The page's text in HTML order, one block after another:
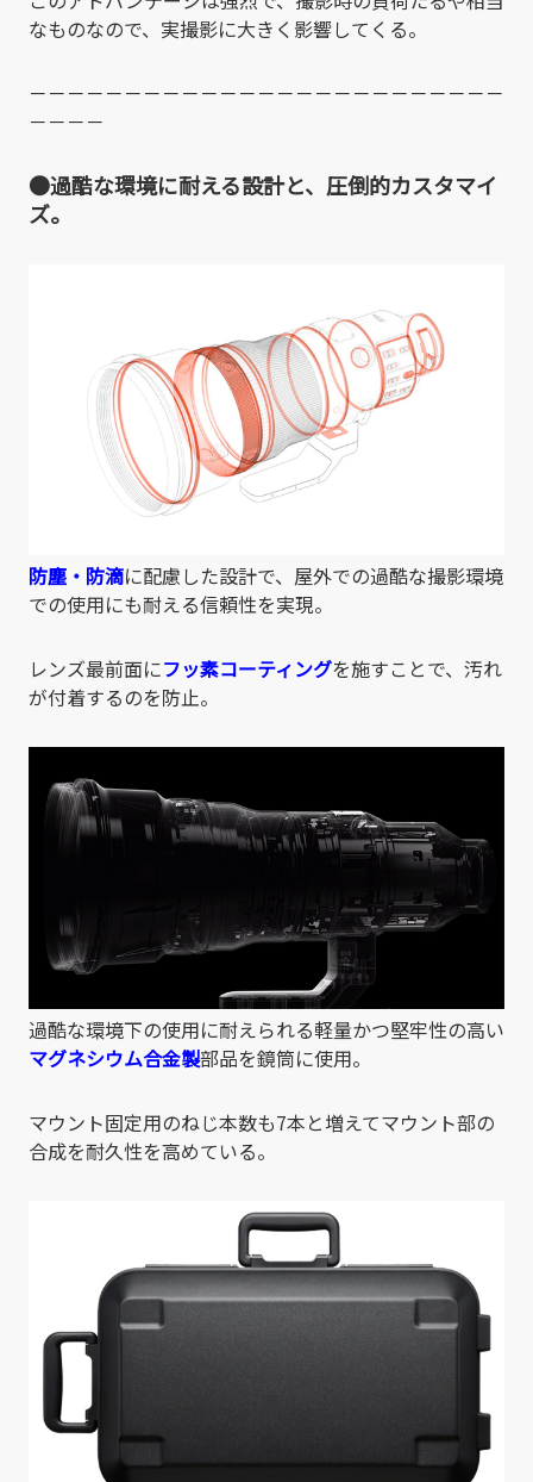
なものなので、実撮影に大きく影響してくる。
－－－－－－－－－－－－－－－－－－－－－－－－－
－－－－
●過酷な環境に耐える設計と、圧倒的カスタマイ
ズ。
防塵・防滴に配慮した設計で、屋外での過酷な撮影環境
での使用にも耐える信頼性を実現。
レンズ最前面にフッ素コーティングを施すことで、汚れ
が付着するのを防止。
過酷な環境下の使用に耐えられる軽量かつ堅牢性の高い
マグネシウム合金製部品を鏡筒に使用。
マウント固定用のねじ本数も7本と増えてマウント部の
合成を耐久性を高めている。